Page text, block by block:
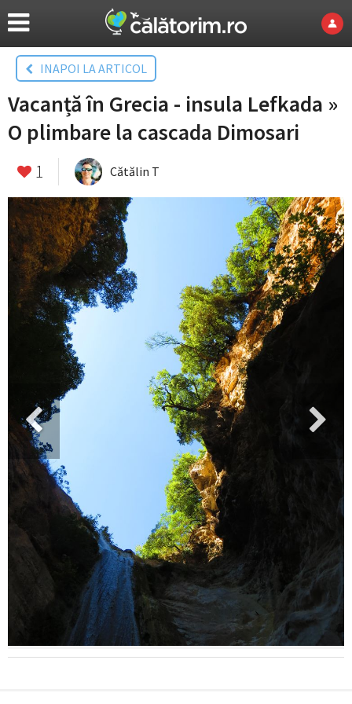
INAPOI LA ARTICOL
Vacanță în Grecia - insula Lefkada »
O plimbare la cascada Dimosari
1 Cătălin T